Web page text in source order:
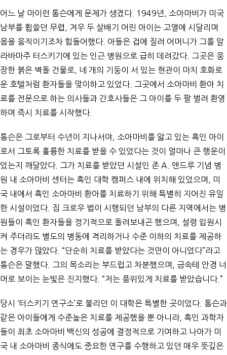
어느 날 마이런 톰슨에게 문제가 생겼다. 1949년, 소아마비가 미국
남부를 휩쓸던 무렵, 겨우 두 살배기 어린 아이는 고열에 시달리며
몸을 움직이기조차 힘들어했다. 아들은 겁에 질려 어머니가 그를 알
라바마주 터스키기에 있는 인근 병원으로 급히 데려갔다. 그곳은 웅
장한 붉은 벽돌 건물로, 네 개의 기둥이 서 있는 현관이 마치 호화로
운 호텔처럼 환자들을 맞이하고 있었다. 그곳에서 소아마비 환아 치
료를 전문으로 하는 의사들과 간호사들은 그 아이를 두 팔 벌려 환영
하며 즉시 치료를 시작했다.
톰슨은 그로부터 수년이 지나서야, 소아마비를 앓고 있는 흑인 아이
로서 그토록 훌륭한 치료를 받을 수 있었다는 것이 얼마나 큰 행운이
었는지 깨달았다. 그가 치료를 받았던 시설인 존 A. 앤드루 기념 병
원 내 소아마비 센터는 흑인 대학 캠퍼스 내에 위치해 있었으며, 미
국 내에서 흑인 소아마비 환아를 치료하기 위해 특별히 지어진 유일
한 시설이었다. 짐 크로우 법이 시행되던 남부의 다른 지역에서는 병
원들이 흑인 환자들을 정기적으로 돌려보내곤 했으며, 설령 입원시
켜 주더라도 별도의 병동에 격리하거나 수준 이하의 치료를 제공하
는 경우가 많았다. “단순히 치료를 받았다는 것만이 아니었다”라고
톰슨은 말했다. 그의 목소리는 부드럽고 차분했으며, 금속테 안경 너
머로 보이는 눈빛은 진지했다. “저는 품위있게 치료를 받았습니다.”
당시 ‘터스키기 연구소’로 불리던 이 대학은 특별한 곳이었다. 톰슨과
같은 아이들에게 수준높은 치료를 제공했을 뿐 아니라, 흑인 과학자
들이 최초 소아마비 백신의 성공에 결정적으로 기여하고 나아가 미
국 내 소아마비 종식에도 중요한 연구를 수행하고 있던 매우 뜻깊은